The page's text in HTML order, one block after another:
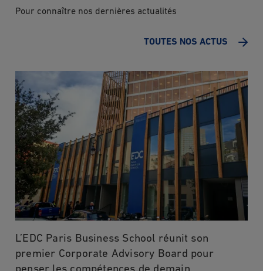
Pour connaître nos dernières actualités
L’EDC Paris Business School réunit son
premier Corporate Advisory Board pour
TOUTES NOS ACTUS